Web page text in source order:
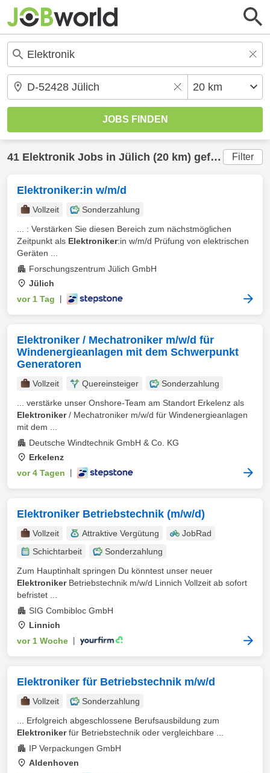
41 Elektronik Jobs in Jülich (20 km) gefunden Filter
Elektroniker:in w/m/d
Vollzeit
Sonderzahlung
... : Verstärken Sie diesen Bereich zum nächstmöglichen
Zeitpunkt als Elektroniker:in w/m/d Prüfung von elektrischen
Geräten ...
Forschungszentrum Jülich GmbH
Jülich
vor 1 Tag
Elektroniker / Mechatroniker m/w/d für
Windenergieanlagen mit dem Schwerpunkt
Generatoren
Vollzeit Quereinsteiger
Sonderzahlung
... verstärke unser Onshore-Team am Standort Erkelenz als
Elektroniker/ Mechatroniker m/w/d für Windenergieanlagen
mit dem ...
Deutsche Windtechnik GmbH & Co. KG
Erkelenz
vor 4 Tagen
Elektroniker Betriebstechnik (m/w/d)
Vollzeit Attraktive Vergütung
JobRad
Schichtarbeit
Sonderzahlung
Zum Hauptinhalt springen Du könntest unser neuer
ElektronikerBetriebstechnik m/w/d Linnich Vollzeit ab sofort
befristet ...
SIG Combibloc GmbH
Linnich
vor 1 Woche
Elektroniker für Betriebstechnik m/w/d
Vollzeit
Sonderzahlung
... Erfolgreich abgeschlossene Berufsausbildung zum
Elektronikerfür Betriebstechnik oder vergleichbare ...
IP Verpackungen GmbH
Aldenhoven